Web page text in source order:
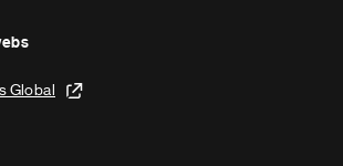
Global